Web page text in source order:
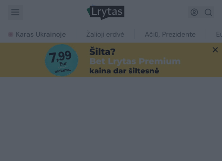
Karas Ukrainoje Žalioji erdvė Ačiū, Prezidente